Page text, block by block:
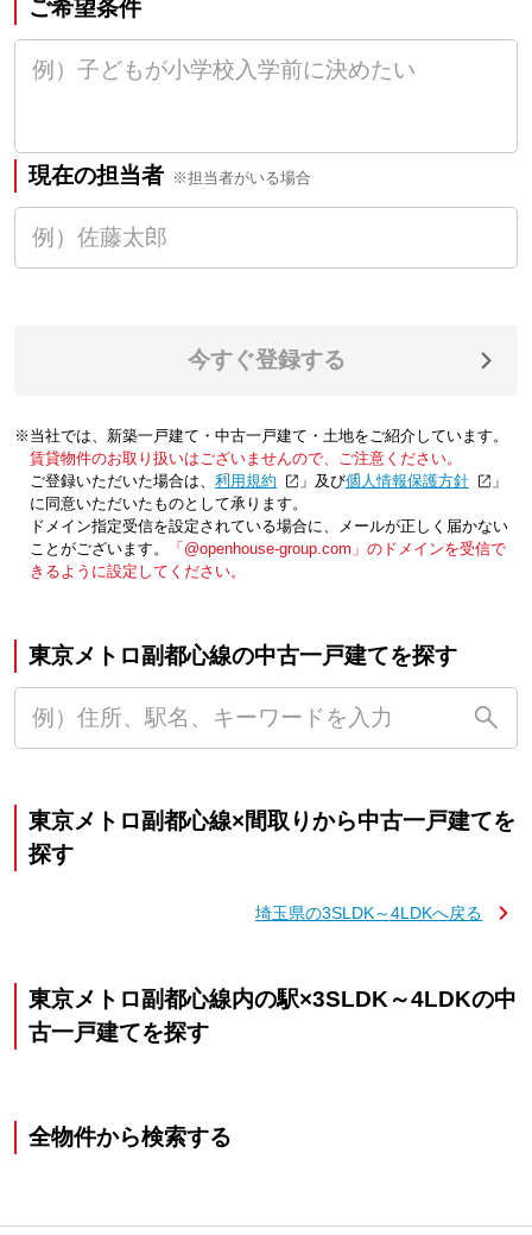
ご希望条件
現在の担当者 ※担当者がいる場合
今すぐ登録する
※当社では、新築一戸建て・中古一戸建て・土地をご紹介しています。
賃貸物件のお取り扱いはございませんので、ご注意ください。
ご登録いただいた場合は、「利用規約 」及び「個人情報保護方針
」
に同意いただいたものとして承ります。
ドメイン指定受信を設定されている場合に、メールが正しく届かない
ことがございます。
「@openhouse-group.com」のドメインを受信で
きるように設定してください。
東京メトロ副都心線の中古一戸建てを探す
東京メトロ副都心線×間取りから中古一戸建てを
探す
埼玉県の3SLDK～4LDKへ戻る
東京メトロ副都心線内の駅×3SLDK～4LDKの中
古一戸建てを探す
全物件から検索する